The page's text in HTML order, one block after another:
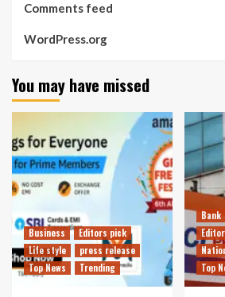
Comments feed
WordPress.org
You may have missed
Business
Editors pick
Life style
press release
Top News
Trending
Bank
Top